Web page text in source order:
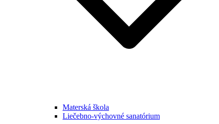
Materská škola
Liečebno-výchovné sanatórium